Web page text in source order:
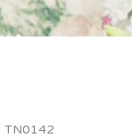
TN0142